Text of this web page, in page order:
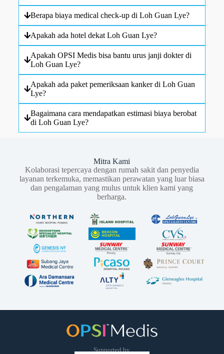
Berapa biaya medical check-up di Loh Guan Lye?
Apakah ada hotel dekat Loh Guan Lye?
Apakah OPSI Medis bisa bantu urus janji dokter di
Loh Guan Lye?
Apakah ada paket pemeriksaan kanker di Loh Guan
Lye?
Bagaimana cara mendapatkan estimasi biaya berobat
di Loh Guan Lye?
Mitra Kami
Kolaborasi tepercaya dengan rumah sakit dan penyedia
layanan terkemuka, memastikan perawatan yang luar biasa
dan pengalaman yang mulus untuk klien kami yang
berharga.
Supported by